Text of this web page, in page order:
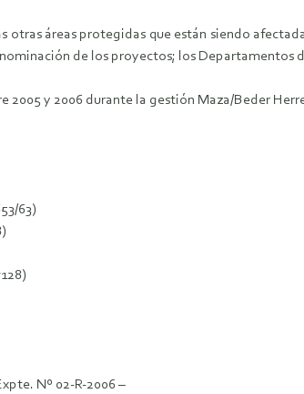
áreas protegidas que están siendo
de los proyectos; los
2005 y 2006 durante la gestión Maza/Beder
63)
Nº 02-R-2006 –